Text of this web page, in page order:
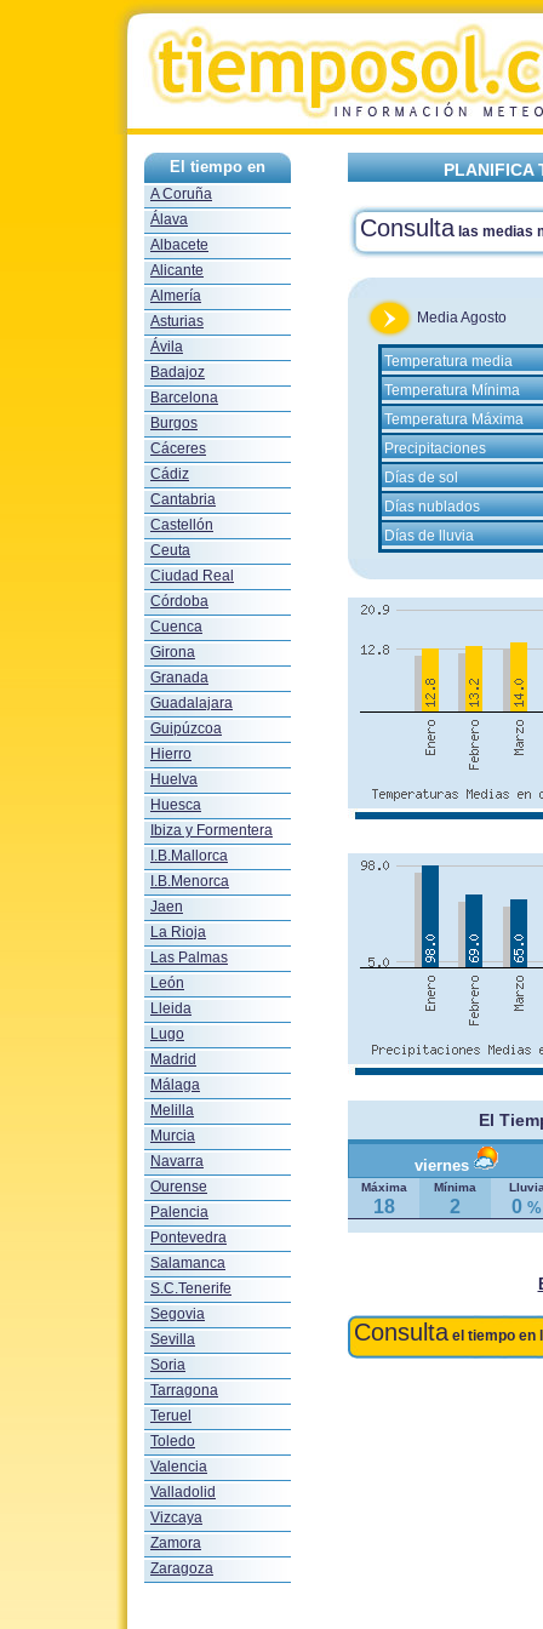
El tiempo en
A Coruña
Álava
Albacete
Alicante
Almería
Asturias
Ávila
Badajoz
Barcelona
Burgos
Cáceres
Cádiz
Cantabria
Castellón
Ceuta
Ciudad Real
Córdoba
Cuenca
Girona
Granada
Guadalajara
Guipúzcoa
Hierro
Huelva
Huesca
Ibiza y Formentera
I.B.Mallorca
I.B.Menorca
Jaen
La Rioja
Las Palmas
León
Lleida
Lugo
Madrid
Málaga
Melilla
Murcia
Navarra
Ourense
Palencia
Pontevedra
Salamanca
S.C.Tenerife
Segovia
Sevilla
Soria
Tarragona
Teruel
Toledo
Valencia
Valladolid
Vizcaya
Zamora
Zaragoza
PLANIFICA
Consulta las medias
Media Agosto
Temperatura media
Temperatura Mínima
Temperatura Máxima
Precipitaciones
Días de sol
Días nublados
Días de lluvia
El
viernes
Máxima Mínima
18 2 0 %
Consulta el tiempo en